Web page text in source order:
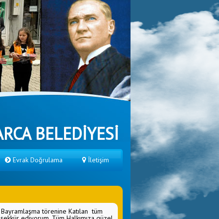
BELEDİYESİ
Evrak Doğrulama İletişim
törenine Katılan tüm